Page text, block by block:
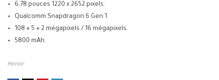
6,78 pouces 1220 x 2652 pixels.
Qualcomm Snapdragon 6 Gen 1.
108 + 5 + 2 mégapixels / 16 mégapixels.
5800 mAh.
Honor